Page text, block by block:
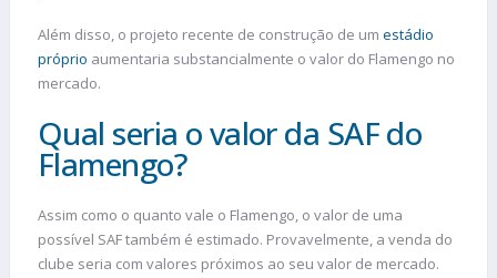
Além disso, o projeto recente de construção de um estádio
próprio aumentaria substancialmente o valor do Flamengo no
mercado.
Qual seria o valor da SAF do
Flamengo?
Assim como o quanto vale o Flamengo, o valor de uma
possível SAF também é estimado. Provavelmente, a venda do
clube seria com valores próximos ao seu valor de mercado.